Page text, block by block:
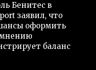
Бенитес в
заявил, что
оформить
мнению
баланс